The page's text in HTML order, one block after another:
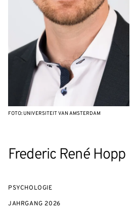
Frederic René Hopp
PSYCHOLOGIE
JAHRGANG 2026
FOTO: UNIVERSITEIT VAN AMSTERDAM